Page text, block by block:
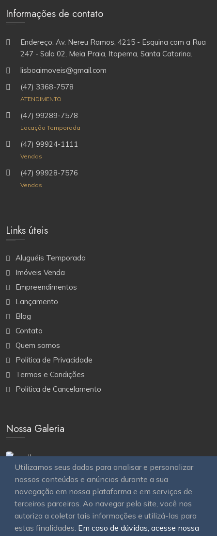
Utilizamos seus dados para analisar e personalizar
nossos conteúdos e anúncios durante a sua
navegação em nossa plataforma e em serviços de
terceiros parceiros. Ao navegar pelo site, você nos
autoriza a coletar tais informações e utilizá-las para
estas finalidades. Em caso de dúvidas, acesse nossa
Informações de contato
Endereço: Av. Nereu Ramos, 4215 - Esquina com a Rua
247 - Sala 02, Meia Praia, Itapema, Santa Catarina.
lisboaimoveis@gmail.com
(47) 3368-7578
ATENDIMENTO
(47) 99289-7578
Locação Temporada
(47) 99924-1111
Vendas
(47) 99928-7576
Vendas
Links úteis
Aluguéis Temporada
Imóveis Venda
Empreendimentos
Lançamento
Blog
Contato
Quem somos
Política de Privacidade
Termos e Condições
Política de Cancelamento
Nossa Galeria